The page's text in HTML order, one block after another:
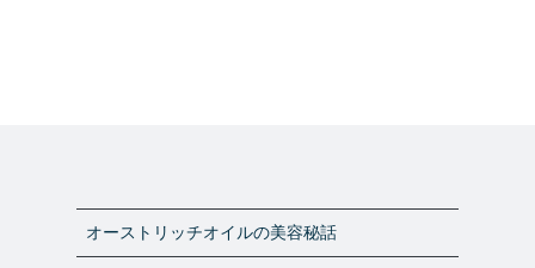
オーストリッチオイルの美容秘話